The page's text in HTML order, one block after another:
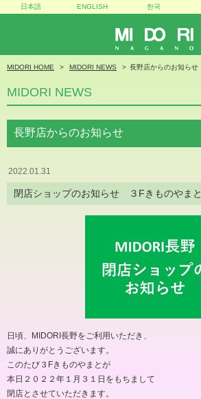
MIDORI
日本語 ENGLISH 한국
MIDORI HOME MIDORI NEWS 長野店からのお知らせ
MIDORI NEWS
長野店からのお知らせ
2022.01.31
閉店ショップのお知らせ ３Fきものやまと
日頃、MIDORI長野をご利用いただき、
誠にありがとうございます。
このたび３Fきものやまとが
本日２０２２年１月３１日をもちまして
閉店とさせていただきます。